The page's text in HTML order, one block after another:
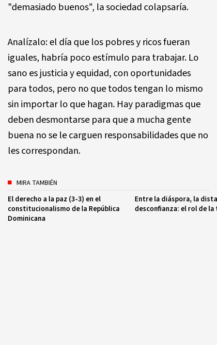
"demasiado buenos", la sociedad colapsaría.
Analízalo: el día que los pobres y ricos fueran
iguales, habría poco estímulo para trabajar. Lo
sano es justicia y equidad, con oportunidades
para todos, pero no que todos tengan lo mismo
sin importar lo que hagan. Hay paradigmas que
deben desmontarse para que a mucha gente
buena no se le carguen responsabilidades que no
les correspondan.
MIRA TAMBIÉN
El derecho a la paz (3-3) en el
constitucionalismo de la República
Dominicana
Entre la diáspora, la
desconfianza: el rol de